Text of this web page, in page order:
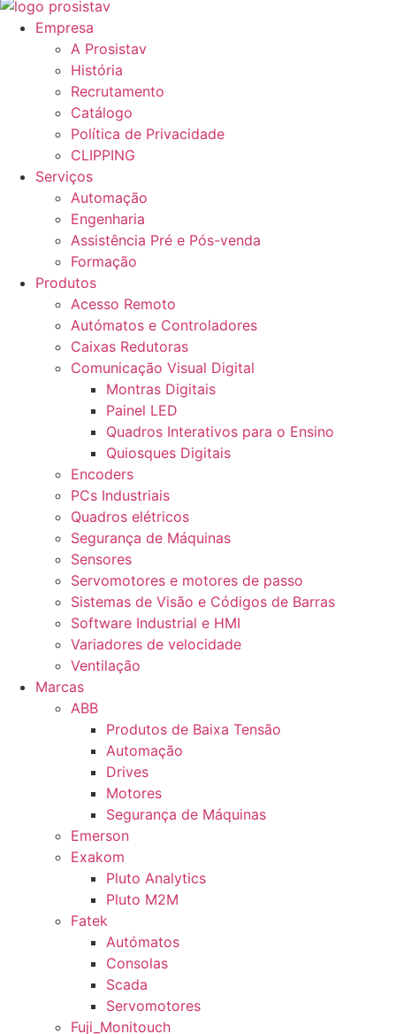
Empresa
A Prosistav
História
Recrutamento
Catálogo
Política de Privacidade
CLIPPING
Serviços
Automação
Engenharia
Assistência Pré e Pós-venda
Formação
Produtos
Acesso Remoto
Autómatos e Controladores
Caixas Redutoras
Comunicação Visual Digital
Montras Digitais
Painel LED
Quadros Interativos para o Ensino
Quiosques Digitais
Encoders
PCs Industriais
Quadros elétricos
Segurança de Máquinas
Sensores
Servomotores e motores de passo
Sistemas de Visão e Códigos de Barras
Software Industrial e HMI
Variadores de velocidade
Ventilação
Marcas
ABB
Produtos de Baixa Tensão
Automação
Drives
Motores
Segurança de Máquinas
Emerson
Exakom
Pluto Analytics
Pluto M2M
Fatek
Autómatos
Consolas
Scada
Servomotores
Fuji_Monitouch